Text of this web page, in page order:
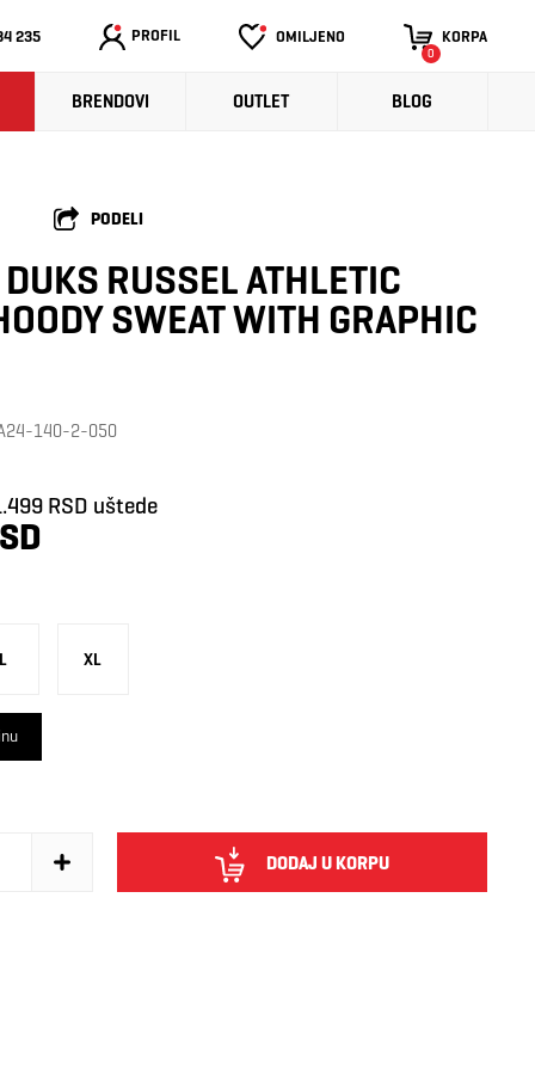
235 PROFIL OMILJENO KORPA
0
BRENDOVI OUTLET BLOG
PODELI
RUSSEL ATHLETIC
SWEAT WITH GRAPHIC
140-2-050
RSD uštede
XL
DODAJ U KORPU